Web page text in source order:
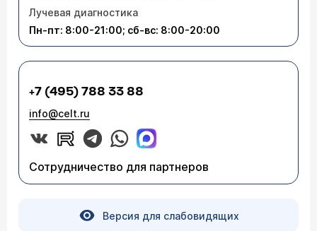
Лучевая диагностика
Пн-пт: 8:00-21:00; сб-вс: 8:00-20:00
+7 (495) 788 33 88
info@celt.ru
Сотрудничество для партнеров
Версия для слабовидящих